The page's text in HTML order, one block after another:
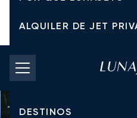
ALQUILER DE JET
TARIFAS DE CHÁRTER
JETS PRIVADOS
DESTINOS